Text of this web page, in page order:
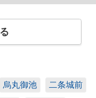
烏丸御池 二条城前